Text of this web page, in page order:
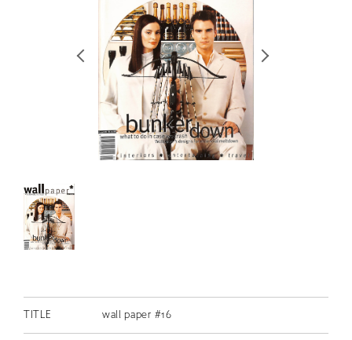
SCHOLARSHIP
RETRACE
コンサート
出演者
動画
スカラシップ受賞者
TITLE wall paper #16